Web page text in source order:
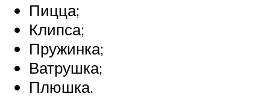
Пицца;
Клипса;
Пружинка;
Ватрушка;
Плюшка.